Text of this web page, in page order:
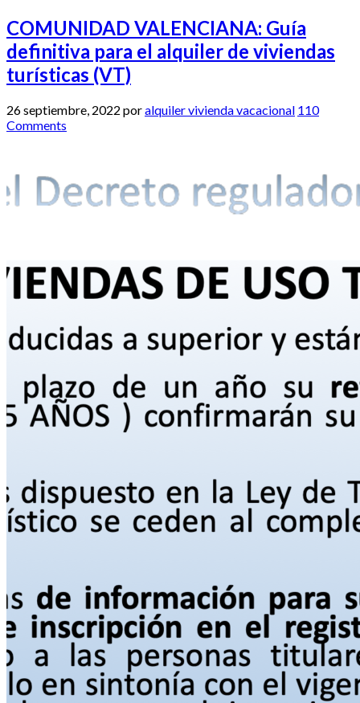
COMUNIDAD VALENCIANA: Guía
definitiva para el alquiler de viviendas
turísticas (VT)
26 septiembre, 2022 poralquiler vivienda vacacional 110
Comments